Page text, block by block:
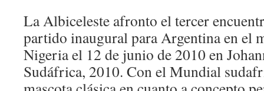
La Albiceleste afronto el tercer
partido inaugural para Argentina en el
Nigeria el 12 de junio de 2010 en
Sudáfrica, 2010. Con el Mundial